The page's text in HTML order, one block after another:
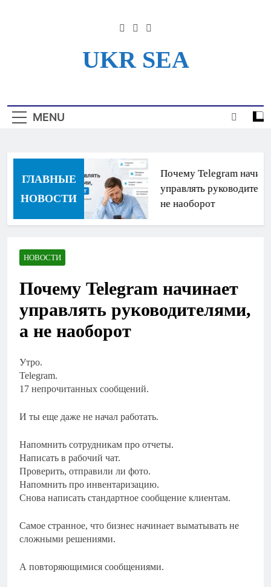
UKR SEA
Для Моряков Украины
MENU
ГЛАВНЫЕ
НОВОСТИ
Почему Telegram
управлять
не наоборот
НОВОСТИ
Почему Telegram начинает
управлять руководителями,
а не наоборот
Утро.
Telegram.
17 непрочитанных сообщений.
И ты еще даже не начал работать.
Напомнить сотрудникам про отчеты.
Написать в рабочий чат.
Проверить, отправили ли фото.
Напомнить про инвентаризацию.
Снова написать стандартное сообщение клиентам.
Самое странное, что бизнес начинает выматывать не
сложными решениями.
А повторяющимися сообщениями.